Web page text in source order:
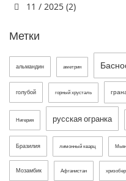
11 / 2025 (2)
Метки
альмандин аметрин
голубой горный хрусталь
Нигерия русская огранка
Бразилия лимонный кварц
Мозамбик Афганистан